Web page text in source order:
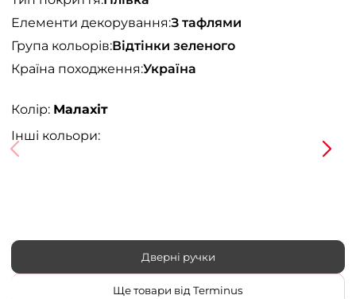
Елементи декорування:З тафлями
Група кольорів:Відтінки зеленого
Країна походження:Україна
Колір: Малахіт
Інші кольори:
Дверні ручки
Ще товари від Terminus